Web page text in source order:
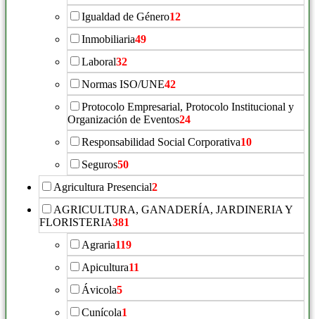
Igualdad de Género12
Inmobiliaria49
Laboral32
Normas ISO/UNE42
Protocolo Empresarial, Protocolo Institucional y
Organización de Eventos24
Responsabilidad Social Corporativa10
Seguros50
Agricultura Presencial2
AGRICULTURA, GANADERÍA, JARDINERIA Y
FLORISTERIA381
Agraria119
Apicultura11
Ávicola5
Cunícola1